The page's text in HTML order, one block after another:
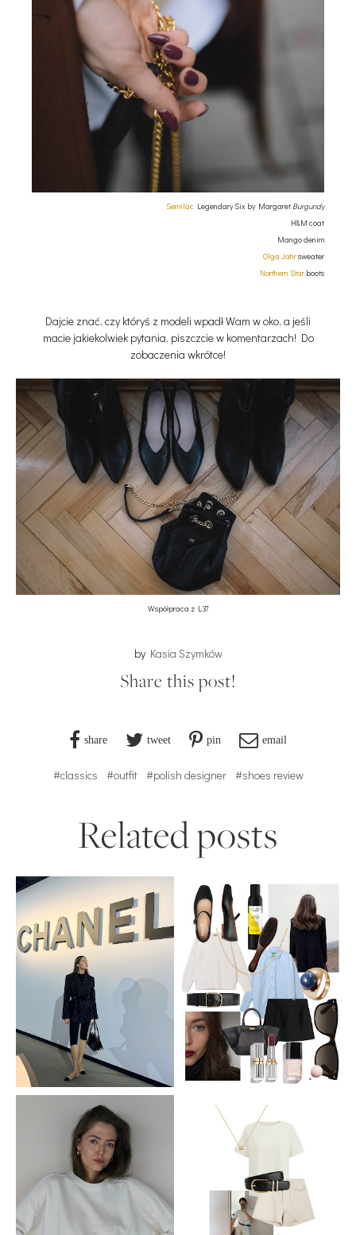
Semilac Legendary Six by Margaret Burgundy
H&M coat
Mango denim
Olga Jahrsweater
Northern Star boots
Dajcie znać, czy któryś z modeli wpadł Wam w oko, a jeśli
macie jakiekolwiek pytania, piszczcie w komentarzach! Do
zobaczenia wkrótce!
Współpraca z L37
by Kasia Szymków
Share this post!
share tweet pin email
#classics #outfit #polish designer #shoes review
Related posts